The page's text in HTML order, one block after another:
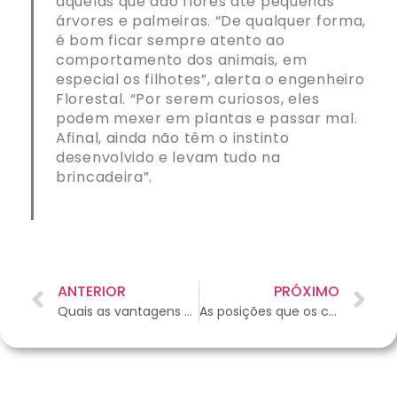
árvores e palmeiras. “De qualquer forma,
é bom ficar sempre atento ao
comportamento dos animais, em
especial os filhotes”, alerta o engenheiro
Florestal. “Por serem curiosos, eles
podem mexer em plantas e passar mal.
Afinal, ainda não têm o instinto
desenvolvido e levam tudo na
brincadeira”.
ANTERIOR
Quais as vantagens de mordedor para filhote de cachorro?
PRÓXIMO
As posições que os cães dormem significam alguma coisa?